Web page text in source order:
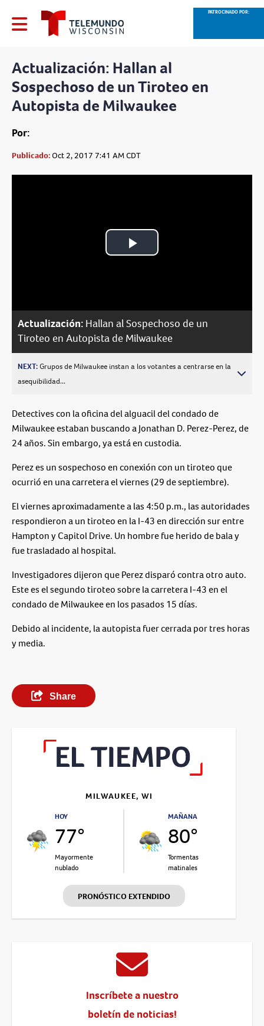
PATROCINADO POR:
Actualización: Hallan al
Sospechoso de un Tiroteo en
Autopista de Milwaukee
Por:
Publicado:Oct 2, 2017 7:41 AM CDT
Play
Actualización: Hallan al Sospechoso de un
Tiroteo en Autopista de Milwaukee
NEXT:Grupos de Milwaukee instan a los votantes a centrarse en la
asequibilidad...
Detectives con la oficina del alguacil del condado de
Milwaukee estaban buscando a Jonathan D. Perez-Perez, de
24 años. Sin embargo, ya está en custodia.
Perez es un sospechoso en conexión con un tiroteo que
ocurrió en una carretera el viernes (29 de septiembre).
El viernes aproximadamente a las 4:50 p.m., las autoridades
respondieron a un tiroteo en la I-43 en dirección sur entre
Hampton y Capitol Drive. Un hombre fue herido de bala y
fue trasladado al hospital.
Investigadores dijeron que Perez disparó contra otro auto.
Este es el segundo tiroteo sobre la carretera I-43 en el
condado de Milwaukee en los pasados 15 días.
Debido al incidente, la autopista fuer cerrada por tres horas
y media.
Share
MILWAUKEE, WI
HOY
77°
Mayormente
nublado
MAÑANA
80°
Tormentas
matinales
PRONÓSTICO EXTENDIDO
Inscríbete a nuestro
boletín de noticias!